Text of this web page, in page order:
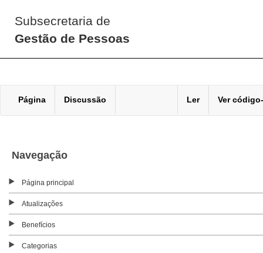
Subsecretaria de
Gestão de Pessoas
Página Discussão Ler Ver
Navegação
Página principal
Atualizações
Benefícios
Categorias